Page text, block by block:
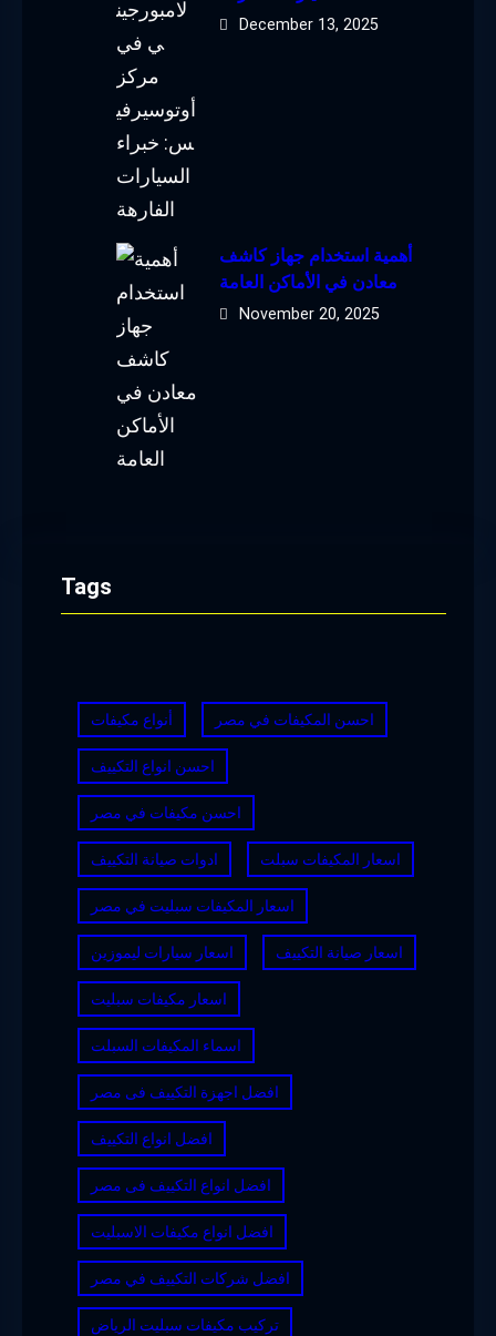
December 13, 2025
أهمية استخدام جهاز كاشف
معادن في الأماكن العامة
November 20, 2025
Tags
أنواع مكيفات احسن المكيفات في مصر
احسن انواع التكييف
احسن مكيفات في مصر
ادوات صيانة التكييف اسعار المكيفات سبلت
اسعار المكيفات سبليت في مصر
اسعار سيارات ليموزين اسعار صيانة التكييف
اسعار مكيفات سبليت
اسماء المكيفات السبلت
افضل اجهزة التكييف فى مصر
افضل انواع التكييف
افضل انواع التكييف فى مصر
افضل انواع مكيفات الاسبليت
افضل شركات التكييف في مصر
تركيب مكيفات سبليت الرياض